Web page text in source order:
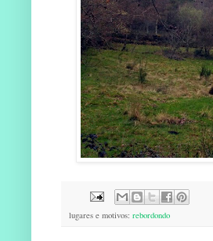
lugares e motivos: rebordondo